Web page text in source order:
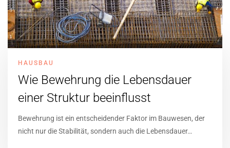
HAUSBAU
Wie Bewehrung die Lebensdauer
einer Struktur beeinflusst
Bewehrung ist ein entscheidender Faktor im Bauwesen, der
nicht nur die Stabilität, sondern auch die Lebensdauer…